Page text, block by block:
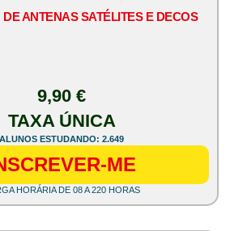
ANTENAS SATÉLITES E DECOS
9,90 €
TAXA ÚNICA
ALUNOS ESTUDANDO: 2.649
ME
HORÁRIA DE 08 A 220 HORAS